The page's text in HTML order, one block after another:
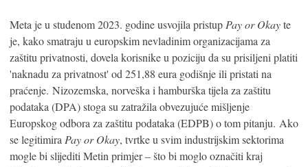
Meta je u studenom 2023. godine usvojila pristupPay or Okayte
je, kako smatraju u europskim nevladinim organizacijama za
zaštitu privatnosti, dovela korisnike u poziciju da su prisiljeni platiti
'naknadu za privatnost' od 251,88 eura godišnje ili pristati na
praćenje. Nizozemska, norveška i hamburška tijela za zaštitu
podataka (DPA) stoga su zatražila obvezujuće mišljenje
Europskog odbora za zaštitu podataka (EDPB) o tom pitanju. Ako
se legitimiraPay or Okay, tvrtke u svim industrijskim sektorima
mogle bi slijediti Metin primjer – što bi moglo označiti kraj